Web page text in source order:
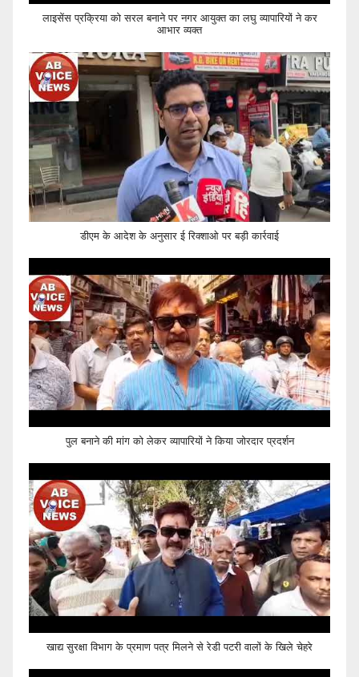
लाइसेंस प्रक्रिया को सरल बनाने पर नगर आयुक्त का लघु व्यापारियों ने कर
आभार व्यक्त
डीएम के आदेश के अनुसार ई रिक्शाओ पर बड़ी कार्रवाई
पुल बनाने की मांग को लेकर व्यापारियों ने किया जोरदार प्रदर्शन
खाद्य सुरक्षा विभाग के प्रमाण पत्र मिलने से रेडी पटरी वालों के खिले चेहरे